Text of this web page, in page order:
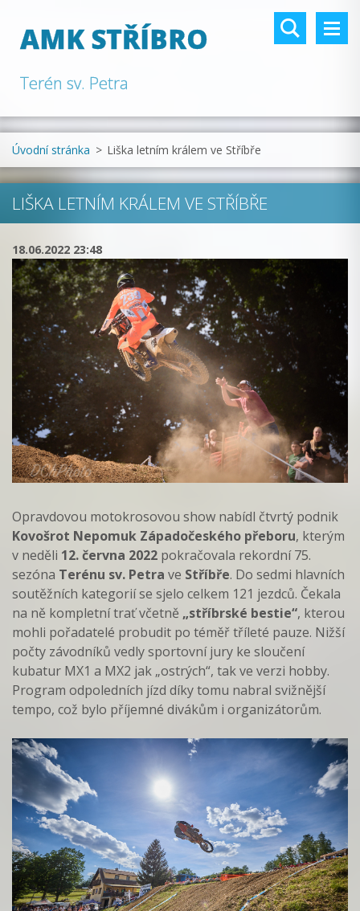
AMK STŘÍBRO
Terén sv. Petra
Úvodní stránka > Liška letním králem ve Stříbře
LIŠKA LETNÍM KRÁLEM VE STŘÍBŘE
18.06.2022 23:48
Opravdovou motokrosovou show nabídl čtvrtý podnik
Kovošrot Nepomuk Západočeského přeboru, kterým
v neděli 12. června 2022 pokračovala rekordní 75.
sezóna Terénu sv. Petra ve Stříbře. Do sedmi hlavních
soutěžních kategorií se sjelo celkem 121 jezdců. Čekala
na ně kompletní trať včetně „stříbrské bestie“, kterou
mohli pořadatelé probudit po téměř tříleté pauze. Nižší
počty závodníků vedly sportovní jury ke sloučení
kubatur MX1 a MX2 jak „ostrých“, tak ve verzi hobby.
Program odpoledních jízd díky tomu nabral svižnější
tempo, což bylo příjemné divákům i organizátorům.